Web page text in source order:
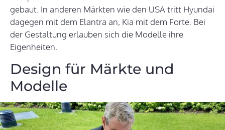
gebaut. In anderen Märkten wie den USA tritt Hyundai
dagegen mit dem Elantra an, Kia mit dem Forte. Bei
der Gestaltung erlauben sich die Modelle ihre
Eigenheiten.
Design für Märkte und
Modelle